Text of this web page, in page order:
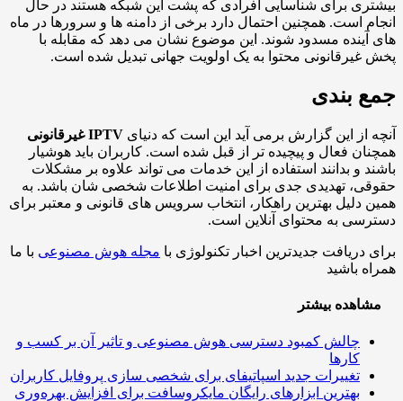
برای شناسایی افرادی که پشت این شبکه هستند در حال
است. همچنین احتمال دارد برخی از دامنه ها و سرورها در ماه
آینده مسدود شوند. این موضوع نشان می دهد که مقابله با
غیرقانونی محتوا به یک اولویت جهانی تبدیل شده است.
بندی
از این گزارش برمی آید این است که دنیایIPTV غیرقانونی
فعال و پیچیده تر از قبل شده است. کاربران باید هوشیار
و بدانند استفاده از این خدمات می تواند علاوه بر مشکلات
تهدیدی جدی برای امنیت اطلاعات شخصی شان باشد. به
دلیل بهترین راهکار، انتخاب سرویس های قانونی و معتبر برای
به محتوای آنلاین است.
دریافت جدیدترین اخبار تکنولوژی با مجله هوش مصنوعیبا ما
باشید
بیشتر
چالش کمبود دسترسی هوش مصنوعی و تاثیر آن بر کسب و
کارها
تغییرات جدید اسپاتیفای برای شخصی سازی پروفایل کاربران
بهترین ابزارهای رایگان مایکروسافت برای افزایش بهره‌وری